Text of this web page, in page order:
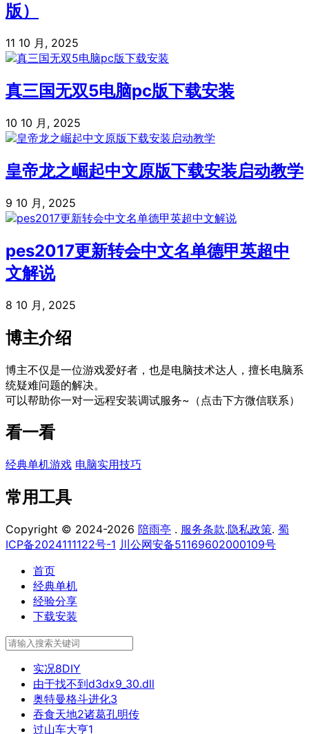
版）
11 10 月, 2025
真三国无双5电脑pc版下载安装
10 10 月, 2025
皇帝龙之崛起中文原版下载安装启动教学
9 10 月, 2025
pes2017更新转会中文名单德甲英超中
文解说
8 10 月, 2025
博主介绍
博主不仅是一位游戏爱好者，也是电脑技术达人，擅长电脑系
统疑难问题的解决。
可以帮助你一对一远程安装调试服务~（点击下方微信联系）
看一看
经典单机游戏 电脑实用技巧
常用工具
Copyright © 2024-2026 陪雨亭 . 服务条款.隐私政策. 蜀
ICP备2024111122号-1 川公网安备51169602000109号
首页
经典单机
经验分享
下载安装
实况8DIY
由于找不到d3dx9_30.dll
奥特曼格斗进化3
吞食天地2诸葛孔明传
过山车大亨1